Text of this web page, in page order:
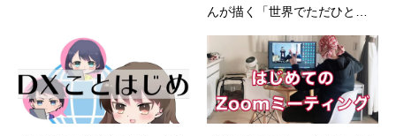
●連絡先 メール：kenta@office-mica.com
んが描く「世界でただひとつ